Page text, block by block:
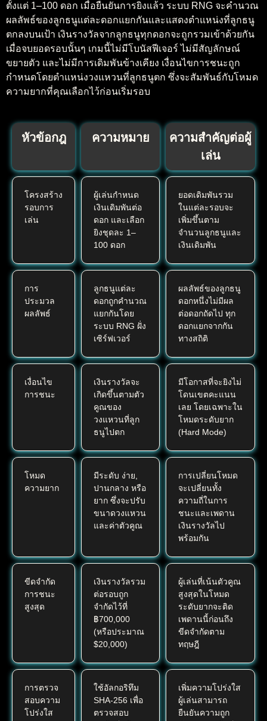
ตั้งแต่ 1–100 ดอก เมื่อยืนยันการยิงแล้ว ระบบ RNG จะคำนวณ
ผลลัพธ์ของลูกธนูแต่ละดอกแยกกันและแสดงตำแหน่งที่ลูกธนู
ตกลงบนเป้า เงินรางวัลจากลูกธนูทุกดอกจะถูกรวมเข้าด้วยกัน
เมื่อจบยอดรอบนั้นๆ เกมนี้ไม่มีโบนัสฟีเจอร์ ไม่มีสัญลักษณ์
ขยายตัว และไม่มีการเดิมพันข้างเคียง เงื่อนไขการชนะถูก
กำหนดโดยตำแหน่งวงแหวนที่ลูกธนูตก ซึ่งจะสัมพันธ์กับโหมด
ความยากที่คุณเลือกไว้ก่อนเริ่มรอบ
หัวข้อกฎ ความหมาย
ความสำคัญต่อผู้
เล่น
โครงสร้าง
รอบการ
เล่น
ผู้เล่นกำหนด
เงินเดิมพันต่อ
ดอก และเลือก
ยิงชุดละ 1–
100 ดอก
ยอดเดิมพันรวม
ในแต่ละรอบจะ
เพิ่มขึ้นตาม
จำนวนลูกธนูและ
เงินเดิมพัน
การ
ประมวล
ผลลัพธ์
ลูกธนูแต่ละ
ดอกถูกคำนวณ
แยกกันโดย
ระบบ RNG ฝั่ง
เซิร์ฟเวอร์
ผลลัพธ์ของลูกธนู
ดอกหนึ่งไม่มีผล
ต่อดอกถัดไป ทุก
ดอกแยกจากกัน
ทางสถิติ
เงื่อนไข
การชนะ
เงินรางวัลจะ
เกิดขึ้นตามตัว
คูณของ
วงแหวนที่ลูก
ธนูไปตก
มีโอกาสที่จะยิงไม่
โดนเขตคะแนน
เลย โดยเฉพาะใน
โหมดระดับยาก
(Hard Mode)
โหมด
ความยาก
มีระดับ ง่าย,
ปานกลาง หรือ
ยาก ซึ่งจะปรับ
ขนาดวงแหวน
และค่าตัวคูณ
การเปลี่ยนโหมด
จะเปลี่ยนทั้ง
ความถี่ในการ
ชนะและเพดาน
เงินรางวัลไป
พร้อมกัน
ขีดจำกัด
การชนะ
สูงสุด
เงินรางวัลรวม
ต่อรอบถูก
จำกัดไว้ที่
฿700,000
(หรือประมาณ
$20,000)
ผู้เล่นที่เน้นตัวคูณ
สูงสุดในโหมด
ระดับยากจะติด
เพดานนี้ก่อนถึง
ขีดจำกัดตาม
ทฤษฎี
การตรวจ
สอบความ
โปร่งใส
ใช้อัลกอริทึม
SHA-256 เพื่อ
ตรวจสอบ
เพิ่มความโปร่งใส
ผู้เล่นสามารถ
ยืนยันความถูก